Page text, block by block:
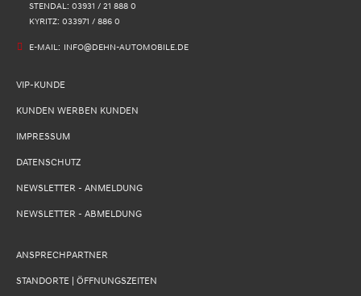
STENDAL: 03931 / 21 888 0
KYRITZ: 033971 / 886 0
E-MAIL: INFO@DEHN-AUTOMOBILE.DE
VIP-KUNDE
KUNDEN WERBEN KUNDEN
IMPRESSUM
DATENSCHUTZ
NEWSLETTER - ANMELDUNG
NEWSLETTER - ABMELDUNG
ANSPRECHPARTNER
STANDORTE | ÖFFNUNGSZEITEN